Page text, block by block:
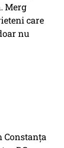
Merg
care
nu
Constanța